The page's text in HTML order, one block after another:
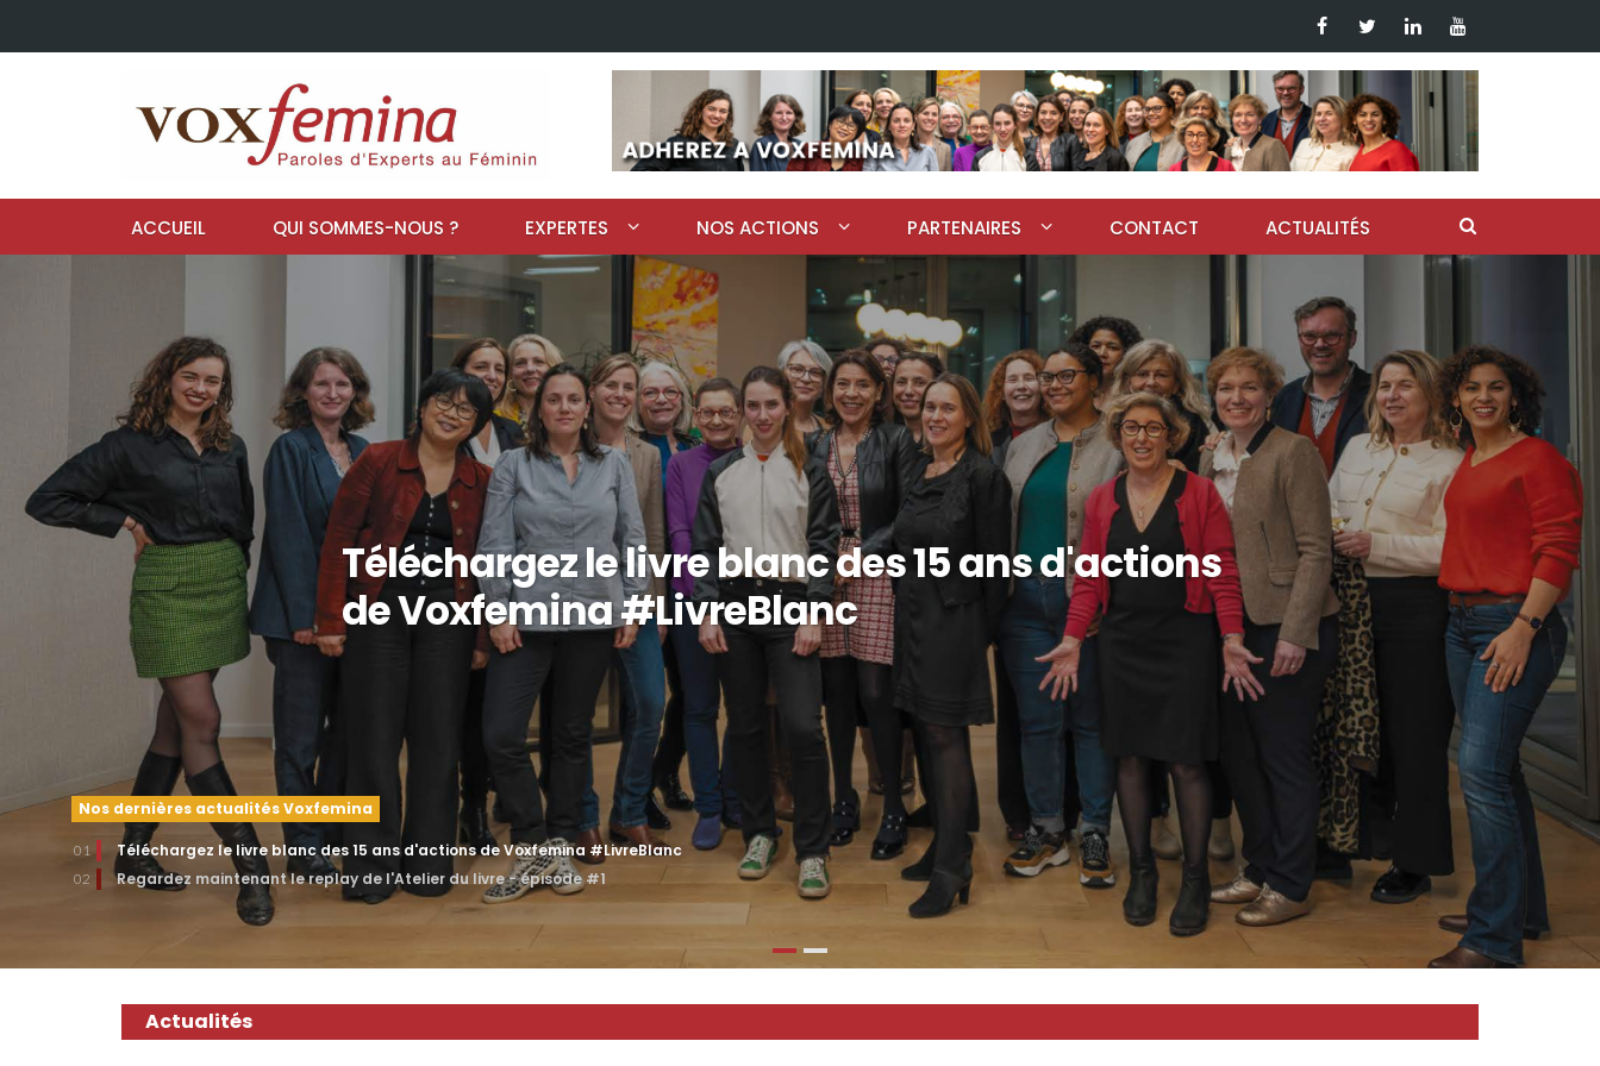
ACCUEIL QUI SOMMES-NOUS ? EXPERTES NOS ACTIONS PARTENAIRES CONTACT ACTUALITÉS
Téléchargez le livre blanc des 15 ans d'actions
de Voxfemina #LivreBlanc
Nos dernières actualités Voxfemina
01 Téléchargez le livre blanc des 15 ans d'actions de Voxfemina #LivreBlanc
02 Regardez maintenant le replay de l'Atelier du livre - épisode #1
Actualités